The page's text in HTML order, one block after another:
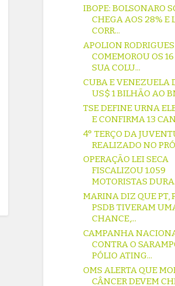
IBOPE: BOLSONARO
CHEGA AOS 28% E
CORR...
APOLION RODRIGUES
COMEMOROU OS
SUA COLU...
CUBA E VENEZUELA
US$ 1 BILHÃO AO
TSE DEFINE URNA
E CONFIRMA 13
4° TERÇO DA
REALIZADO NO
OPERAÇÃO LEI SECA
FISCALIZOU 1.059
MOTORISTAS
MARINA DIZ QUE PT,
PSDB TIVERAM
CHANCE,...
CAMPANHA
CONTRA O
PÓLIO ATING...
OMS ALERTA QUE
CÂNCER DEVEM